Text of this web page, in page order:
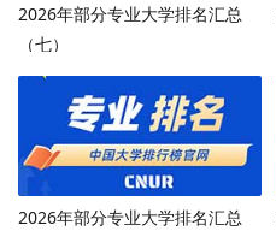
2026年部分专业大学排名汇总
（七）
2026年部分专业大学排名汇总